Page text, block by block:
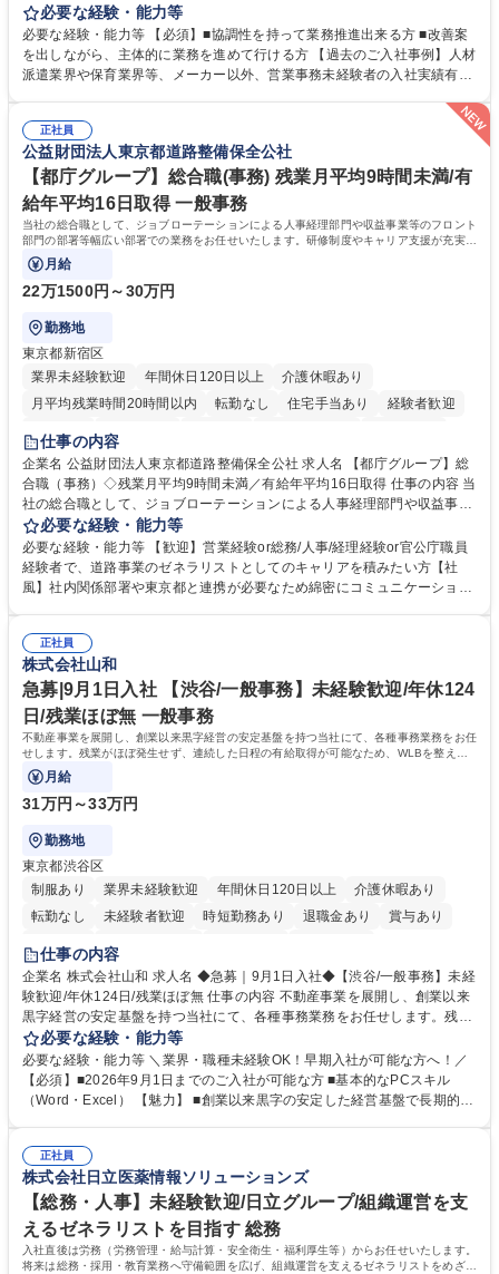
の作成・カタログ送付・来客対応・営業所内で発生する事務業務や業務改
善をお任せ。 【教育制度】ご入社後、育成担当とペアになりながらOJTに
て業務を覚えていただくことが可能です。業務システムがきちんと構築さ
れているため、スムーズに仕事に慣れることができる環境です。また、
常に改善を目指す風土のため、安心して業務に取り組んでいただけます。
募集職種 【大阪・京都・滋賀】営業事務 ※未経験可
必要な経験・能力等
必要な経験・能力等 【必須】■協調性を持って業務推進出来る方 ■改善案
を出しながら、主体的に業務を進めて行ける方 【過去のご入社事例】人材
派遣業界や保育業界等、メーカー以外、営業事務未経験者の入社実績有
により、キーエンスの付加価値向上に貢献します。ベースの定型業務に加
えて、お客様や社員の状況に合わせ、能動的なサポート、改善の動きも期
待され。組織を支えるスペシャリストとして、チームに貢献し、結果的に
社員から頼られる存在になることができます。平均19:30の退勤以降の業
務の持ち帰りも禁止されており、メリハリのある働き方となります。 学
歴・資格 学歴：大学院 大学 高専 短大 語学力： 資格：
正社員
公益財団法人東京都道路整備保全公社
【都庁グループ】総合職(事務) 残業月平均9時間未満/有
給年平均16日取得 一般事務
当社の総合職として、ジョブローテーションによる人事経理部門や収益事業等のフロント
部門の部署等幅広い部署での業務をお任せいたします。研修制度やキャリア支援が充実し
ております！ ※下記業務詳細
月給
22万1500円～30万円
勤務地
東京都新宿区
業界未経験歓迎
年間休日120日以上
介護休暇あり
月平均残業時間20時間以内
転勤なし 住宅手当あり
経験者歓迎
研修あり
退職金あり
駅近5分以内
資格取得手当あり 食事補助あり
仕事の内容
企業名 公益財団法人東京都道路整備保全公社 求人名 【都庁グループ】総
合職（事務）◇残業月平均9時間未満／有給年平均16日取得 仕事の内容 当
社の総合職として、ジョブローテーションによる人事経理部門や収益事業
等のフロント部門の部署等幅広い部署での業務をお任せいたします。研修
制度やキャリア支援が充実しております！ ※下記業務詳細 【業務詳細】■
管理部門：広報、人事、経理など当公社の運営に係る管理業務 ■収益部
門：駐車場の新規開拓、管理運営、新宿駅西口広場の「イベントコーナ
道路施設や道路工事現場の見学ツアー事業 ※入社後は上記いずれかの部門
へ配属。※業務内容変更の範囲：会社の定める業務 募集職種 【都庁グル
ープ】総合職（事務）◇残業月平均9時間未満／有給年平均16日取得
必要な経験・能力等
必要な経験・能力等 【歓迎】営業経験or総務/人事/経理経験or官公庁職員
経験者で、道路事業のゼネラリストとしてのキャリアを積みたい方【社
風】社内関係部署や東京都と連携が必要なため綿密にコミュニケーション
部門など多岐に渡る業務を経験できます。 ■様々なプロジェクト：駐車場
事業の他、新宿駅西口広場内に設置された照明を兼ねた広告「ブライトサ
イン」の管理運営を行うなど、事業収益を生み出す活動を積極的に行って
います。 学歴・資格 学歴：大学院 大学 高専 短大 専修学校 高校 語学力：
資格：
正社員
株式会社山和
急募|9月1日入社 【渋谷/一般事務】未経験歓迎/年休124
日/残業ほぼ無 一般事務
不動産事業を展開し、創業以来黒字経営の安定基盤を持つ当社にて、各種事務業務をお任
せします。残業がほぼ発生せず、連続した日程の有給取得が可能なため、WLBを整えた
い方にお勧めの環境です！
月給
31万円～33万円
勤務地
東京都渋谷区
制服あり
業界未経験歓迎 年間休日120日以上
介護休暇あり
転勤なし
未経験者歓迎 時短勤務あり 退職金あり
賞与あり
育休あり
完全週休2日制
仕事の内容
企業名 株式会社山和 求人名 ◆急募｜9月1日入社◆【渋谷/一般事務】未経
験歓迎/年休124日/残業ほぼ無 仕事の内容 不動産事業を展開し、創業以来
黒字経営の安定基盤を持つ当社にて、各種事務業務をお任せします。残業
がほぼ発生せず、連続した日程の有給取得が可能なため、WLBを整えたい
方にお勧めの環境です！ 入社後はOJTを通じて丁寧に研修を行いますの
で、事務未経験の方でも安心して臨むことができます。 【業務詳細】■電
話・来客対応 ■物件の鍵や社内の備品管理 ■データ入力や書類作成 ■契約
必要な経験・能力等
必要な経験・能力等 ＼業界・職種未経験OK！早期入社が可能な方へ！／
【必須】■2026年9月1日までのご入社が可能な方 ■基本的なPCスキル
（Word・Excel） 【魅力】 ■創業以来黒字の安定した経営基盤で長期的に
のOJTで業務を習得可能、未経験でもしっかりサポート 学歴・資格 学
歴：大学院 大学 高専 短大 語学力： 資格：
正社員
株式会社日立医薬情報ソリューションズ
【総務・人事】未経験歓迎/日立グループ/組織運営を支
えるゼネラリストを目指す 総務
入社直後は労務（労務管理・給与計算・安全衛生・福利厚生等）からお任せいたします。
将来は総務・採用・教育業務へ守備範囲を広げ、組織運営を支えるゼネラリストをめざせ